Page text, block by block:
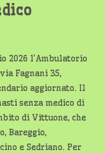
2026 l’Ambulatorio
Fagnani 35,
aggiornato. Il
senza medico di
di Vittuone, che
Bareggio,
e Sedriano. Per